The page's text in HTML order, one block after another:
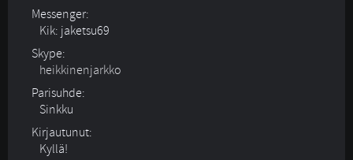
Messenger:
Kik: jaketsu69
Skype:
heikkinenjarkko
Parisuhde:
Sinkku
Kirjautunut:
Kyllä!